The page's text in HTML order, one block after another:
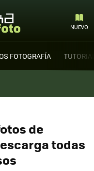
NUEVO
FOTOGRAFÍA
de
todas